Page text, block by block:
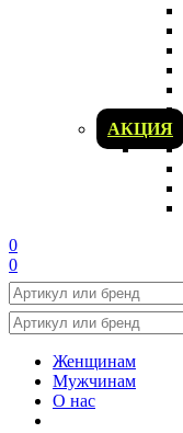
АКЦИЯ
0
0
Женщинам
Мужчинам
О нас